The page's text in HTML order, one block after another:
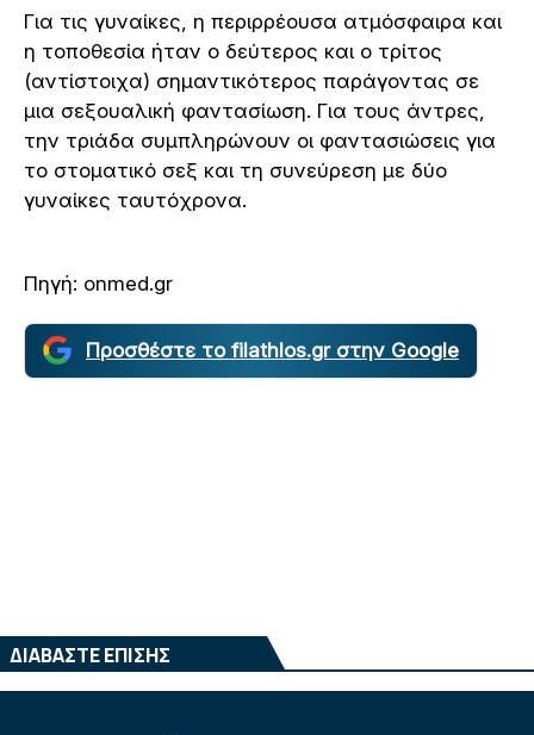
Για τις γυναίκες, η περιρρέουσα ατμόσφαιρα και
η τοποθεσία ήταν ο δεύτερος και ο τρίτος
(αντίστοιχα) σημαντικότερος παράγοντας σε
μια σεξουαλική φαντασίωση. Για τους άντρες,
την τριάδα συμπληρώνουν οι φαντασιώσεις για
το στοματικό σεξ και τη συνεύρεση με δύο
γυναίκες ταυτόχρονα.
Πηγή: onmed.gr
Προσθέστε το filathlos.gr στην Google
ΔΙΑΒΑΣΤΕ ΕΠΙΣΗΣ